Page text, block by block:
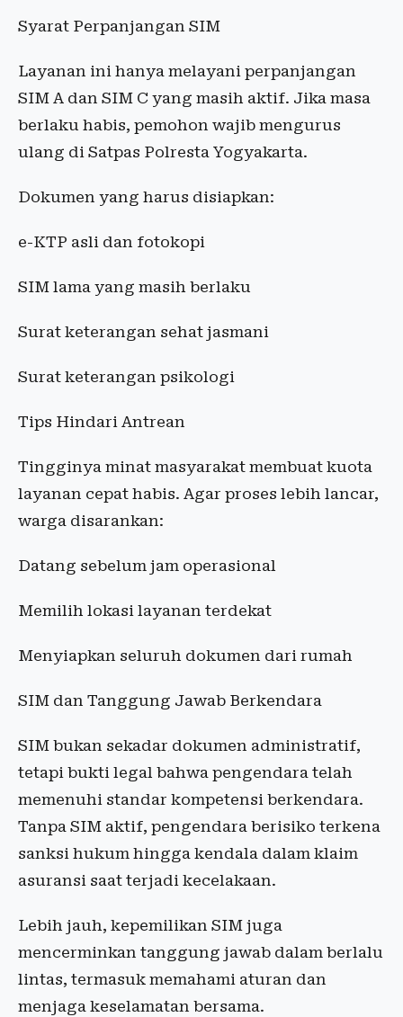
Syarat Perpanjangan SIM
Layanan ini hanya melayani perpanjangan
SIM A dan SIM C yang masih aktif. Jika masa
berlaku habis, pemohon wajib mengurus
ulang di Satpas Polresta Yogyakarta.
Dokumen yang harus disiapkan:
e-KTP asli dan fotokopi
SIM lama yang masih berlaku
Surat keterangan sehat jasmani
Surat keterangan psikologi
Tips Hindari Antrean
Tingginya minat masyarakat membuat kuota
layanan cepat habis. Agar proses lebih lancar,
warga disarankan:
Datang sebelum jam operasional
Memilih lokasi layanan terdekat
Menyiapkan seluruh dokumen dari rumah
SIM dan Tanggung Jawab Berkendara
SIM bukan sekadar dokumen administratif,
tetapi bukti legal bahwa pengendara telah
memenuhi standar kompetensi berkendara.
Tanpa SIM aktif, pengendara berisiko terkena
sanksi hukum hingga kendala dalam klaim
asuransi saat terjadi kecelakaan.
Lebih jauh, kepemilikan SIM juga
mencerminkan tanggung jawab dalam berlalu
lintas, termasuk memahami aturan dan
menjaga keselamatan bersama.